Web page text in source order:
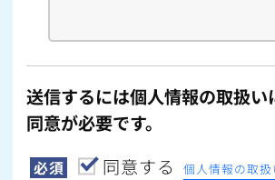
送信するには個人情報の取扱い
同意が必要です。
必須 同意する 個人情報の取